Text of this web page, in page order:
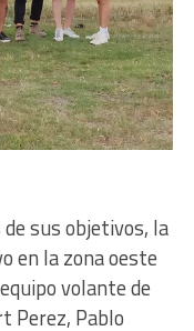
sus objetivos, la
en la zona oeste
volante de
Perez, Pablo